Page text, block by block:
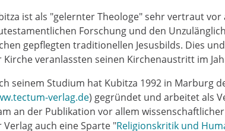
ist als "gelernter Theologe" sehr vertraut
Forschung und den
gepflegten traditionellen Jesusbilds. Dies
Kirche veranlassten seinen Kirchenaustritt im
seinem Studium hat Kubitza 1992 in Marburg
verlag.de) gegründet und arbeitet als
an der Publikation vor allem
Verlag auch eine Sparte "Religionskritik und